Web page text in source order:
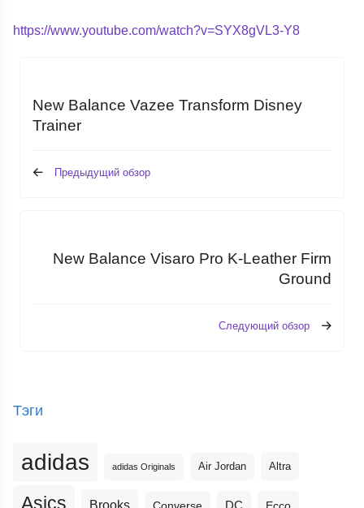
https://www.youtube.com/watch?v=SYX8gVL3-Y8
New Balance Vazee Transform Disney
Trainer
Предыдущий обзор
New Balance Visaro Pro K-Leather Firm
Ground
Следующий обзор
Тэги
adidas adidas Originals Air Jordan Altra
Asics Brooks DC Ecco